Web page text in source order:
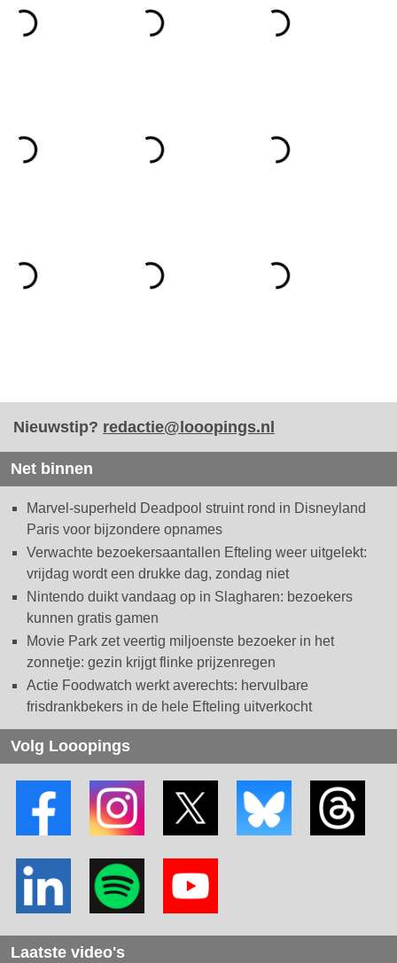
Nieuwstip? redactie@looopings.nl
Net binnen
Marvel-superheld Deadpool struint rond in Disneyland
Paris voor bijzondere opnames
Verwachte bezoekersaantallen Efteling weer uitgelekt:
vrijdag wordt een drukke dag, zondag niet
Nintendo duikt vandaag op in Slagharen: bezoekers
kunnen gratis gamen
Movie Park zet veertig miljoenste bezoeker in het
zonnetje: gezin krijgt flinke prijzenregen
Actie Foodwatch werkt averechts: hervulbare
frisdrankbekers in de hele Efteling uitverkocht
Volg Looopings
Laatste video's